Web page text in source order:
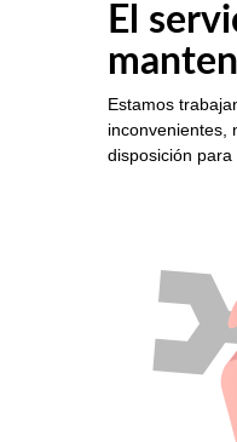
El
Estamos
inconvenientes,
disposición